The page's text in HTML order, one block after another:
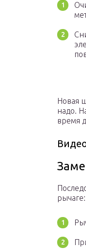
Новая
надо.
время
рычаге: